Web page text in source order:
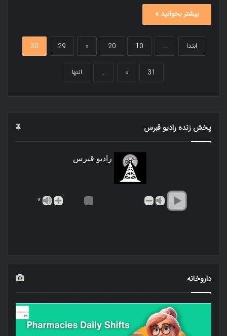
بیشتر بخوانید »
ابتدا ...
10
20
«
29
30
31
»
... انتها
پخش زنده رادیو قبرس
رادیو قبرس
*
داروخانه